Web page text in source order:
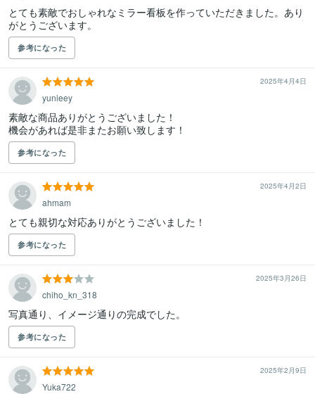
とても素敵でおしゃれなミラー看板を作っていただきました。あり
がとうございます。
参考になった
2025年4月4日
yunieey
素敵な商品ありがとうございました！
機会があれば是非またお願い致します！
参考になった
2025年4月2日
ahmam
とても親切な対応ありがとうございました！
参考になった
2025年3月26日
chiho_kn_318
写真通り、イメージ通りの完成でした。
参考になった
2025年2月9日
Yuka722